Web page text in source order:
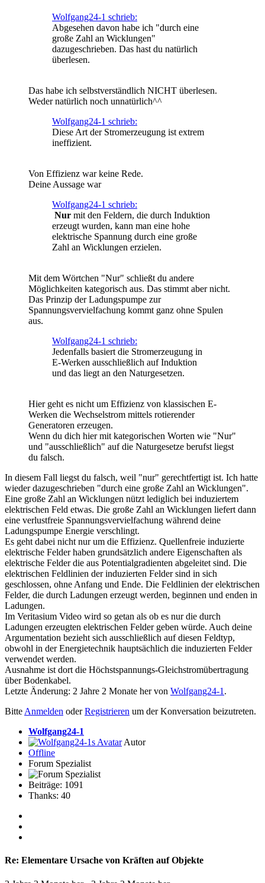
Wolfgang24-1 schrieb:
Abgesehen davon habe ich "durch eine
große Zahl an Wicklungen"
dazugeschrieben. Das hast du natürlich
überlesen.
Das habe ich selbstverständlich NICHT überlesen.
Weder natürlich noch unnatürlich^^
Wolfgang24-1 schrieb:
Diese Art der Stromerzeugung ist extrem
ineffizient.
Von Effizienz war keine Rede.
Deine Aussage war
Wolfgang24-1 schrieb:
Nur mit den Feldern, die durch Induktion
erzeugt wurden, kann man eine hohe
elektrische Spannung durch eine große
Zahl an Wicklungen erzielen.
Mit dem Wörtchen "Nur" schließt du andere
Möglichkeiten kategorisch aus. Das stimmt aber nicht.
Das Prinzip der Ladungspumpe zur
Spannungsvervielfachung kommt ganz ohne Spulen
aus.
Wolfgang24-1 schrieb:
Jedenfalls basiert die Stromerzeugung in
E-Werken ausschließlich auf Induktion
und das liegt an den Naturgesetzen.
Hier geht es nicht um Effizienz von klassischen E-
Werken die Wechselstrom mittels rotierender
Generatoren erzeugen.
Wenn du dich hier mit kategorischen Worten wie "Nur"
und "ausschließlich" auf die Naturgesetze berufst liegst
du falsch.
In diesem Fall liegst du falsch, weil "nur" gerechtfertigt ist. Ich hatte
wieder dazugeschrieben "durch eine große Zahl an Wicklungen".
Eine große Zahl an Wicklungen nützt lediglich bei induziertem
elektrischen Feld etwas. Die große Zahl an Wicklungen liefert dann
eine verlustfreie Spannungsvervielfachung während deine
Ladungspumpe Energie verschlingt.
Es geht dabei nicht nur um die Effizienz. Quellenfreie induzierte
elektrische Felder haben grundsätzlich andere Eigenschaften als
elektrische Felder die aus Potentialgradienten abgeleitet sind. Die
elektrischen Feldlinien der induzierten Felder sind in sich
geschlossen, ohne Anfang und Ende. Die Feldlinien der elektrischen
Felder, die durch Ladungen erzeugt werden, beginnen und enden in
Ladungen.
Im Veritasium Video wird so getan als ob es nur die durch
Ladungen erzeugten elektrischen Felder geben würde. Auch deine
Argumentation bezieht sich ausschließlich auf diesen Feldtyp,
obwohl in der Energietechnik hauptsächlich die induzierten Felder
verwendet werden.
Ausnahme ist dort die Höchstspannungs-Gleichstromübertragung
über Bodenkabel.
Letzte Änderung: 2 Jahre 2 Monate her von Wolfgang24-1 .
Bitte Anmelden oderRegistrieren um der Konversation beizutreten.
Wolfgang24-1
Autor
Offline
Forum Spezialist
Beiträge: 1091
Thanks: 40
Re: Elementare Ursache von Kräften auf Objekte